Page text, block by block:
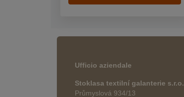
Ufficio aziendale
Stoklasa textilní galanterie s.r.o.
Průmyslová 934/13